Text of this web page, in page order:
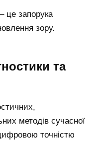
це запорука
зору.
та
методів сучасної
точністю